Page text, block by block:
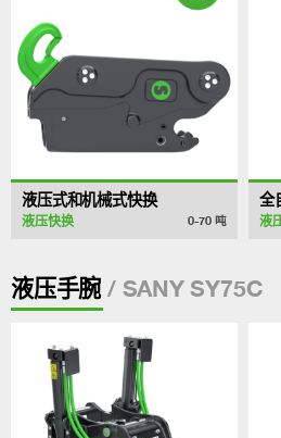
液压式和机械式快换
液压快换 0-70 吨
全
液
液压手腕/ SANY SY75C